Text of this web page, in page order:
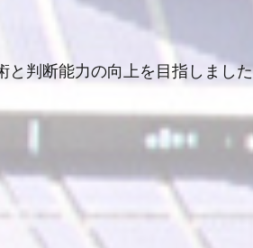
と判断能力の向上を目指しまし